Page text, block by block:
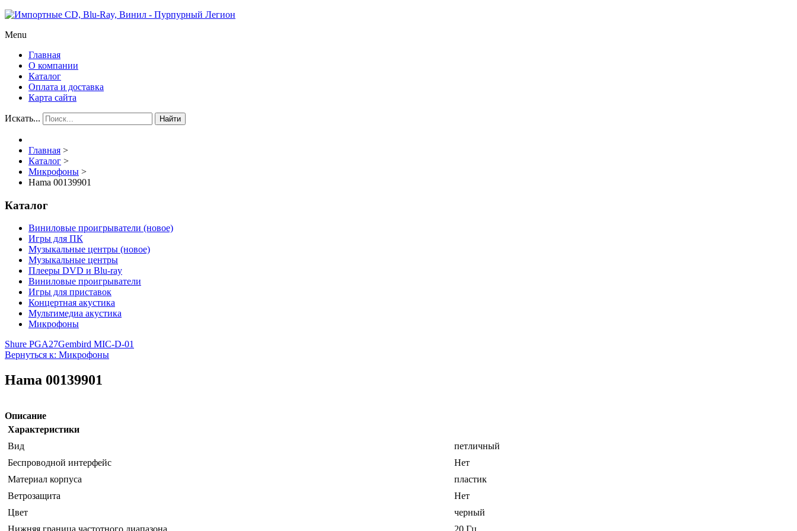
Menu
Главная
О компании
Каталог
Оплата и доставка
Карта сайта
Искать... Найти
Главная >
Каталог >
Микрофоны >
Hama 00139901
Каталог
Виниловые проигрыватели (новое)
Игры для ПК
Музыкальные центры (новое)
Музыкальные центры
Плееры DVD и Blu-ray
Виниловые проигрыватели
Игры для приставок
Концертная акустика
Мультимедиа акустика
Микрофоны
Shure PGA27Gembird MIC-D-01
Вернуться к: Микрофоны
Hama 00139901
Описание
Характеристики
Вид
петличный
Беспроводной интерфейс
Нет
Материал корпуса
пластик
Ветрозащита
Нет
Цвет
черный